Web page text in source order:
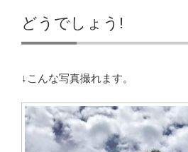
どうでしょう!
↓こんな写真撮れます。